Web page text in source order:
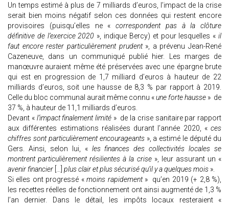
Un temps estimé à plus de 7 milliards d’euros, l’impact de la crise
serait bien moins négatif selon ces données qui restent encore
provisoires (puisqu’elles ne « correspondent pas à la clôture
définitive de l’exercice 2020 », indique Bercy) et pour lesquelles « il
faut encore rester particulièrement prudent», a prévenu Jean-René
Cazeneuve, dans un communiqué publié hier. Les marges de
manœuvre auraient même été préservées avec une épargne brute
qui est en progression de 1,7 milliard d’euros à hauteur de 22
milliards d’euros, soit une hausse de 8,3 % par rapport à 2019.
Celle du bloc communal aurait même connu «une forte hausse » de
37 %, à hauteur de 11,1 milliards d’euros.
Devant «l’impact finalement limité » de la crise sanitaire par rapport
aux différentes estimations réalisées durant l’année 2020, «ces
chiffres sont particulièrement encourageants », a estimé le député du
Gers. Ainsi, selon lui, « les finances des collectivités locales se
montrent particulièrement résilientes à la crise », leur assurant un «
avenir financier […] plus clair et plus sécurisé qu’il y a quelques mois ».
Si elles ont progressé «moins rapidement» qu’en 2019 (+ 2,8 %),
les recettes réelles de fonctionnement ont ainsi augmenté de 1,3 %
l’an dernier. Dans le détail, les impôts locaux resteraient «